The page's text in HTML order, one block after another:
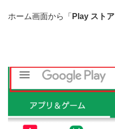
ホーム画面から「 Play ストア